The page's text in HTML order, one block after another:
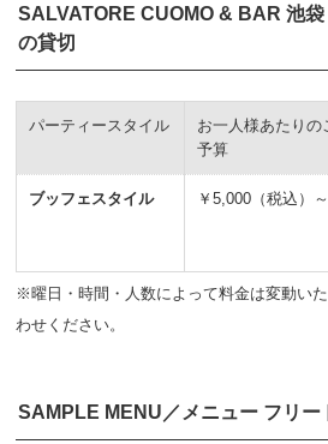
SALVATORE CUOMO & BAR 池
の貸切
パーティースタイル
お一人様あたりの
予算
ブッフェスタイル ￥5,000（税込）～
※曜日・時間・人数によって料金は変動い
わせください。
SAMPLE MENU／メニュー フリー